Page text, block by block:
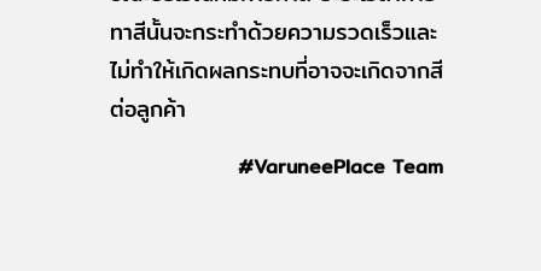
ทาสีนั้นจะกระทำด้วยความรวดเร็วและ
ไม่ทำให้เกิดผลกระทบที่อาจจะเกิดจากสี
ต่อลูกค้า
#VaruneePlace Team